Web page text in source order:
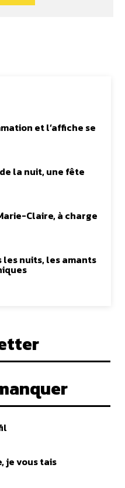
et l’affiche se
la nuit, une fête
Claire, à charge
les nuits, les amants
je vous tais